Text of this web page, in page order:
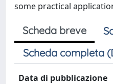
some practical
Scheda breve
Scheda completa
Data di pubblicazione